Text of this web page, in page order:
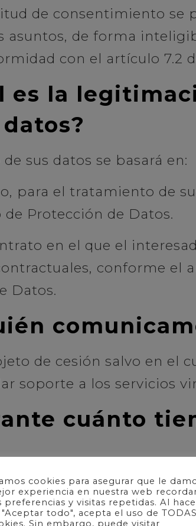
de consentimiento se
asuntos, de forma
con el artículo 7.2
es la
sus datos se basará en:
para el tratamiento de
Protección de Datos.
en el que el
conforme el
Datos.
de cesión salvo en el
soporte a los servicios
cuánto
personal durante al
de las obligaciones
cookies para asegurar que le
experiencia en nuestra web
preferencias y visitas repetidas. Al
"Aceptar todo", acepta el uso de
Sin embargo, puede visitar